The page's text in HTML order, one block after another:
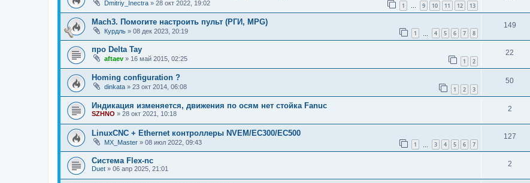
Dmitriy_Inectra » 28 окт 2022, 19:02 1 … 9 10 11 12 13
Mach3. Помогите настроить пульт (РГИ, MPG)
Курдль » 08 дек 2023, 20:19 1 4 5 6 7 8
149
про Delta Tay
aftaev » 16 май 2015, 02:25 1 2
22
Homing configuration ?
dinkata » 23 окт 2014, 06:08 1 2 3
50
Индикация изменяется, движения по осям нет стойка Fanuc
SZHNO » 28 окт 2021, 10:18
2
LinuxCNC + Ethernet контроллеры NVEM/EC300/EC500
MX_Master » 08 июл 2022, 09:43 1 3 4 5 6 7
127
Система Flex-nc
Duet » 06 апр 2025, 21:01
2